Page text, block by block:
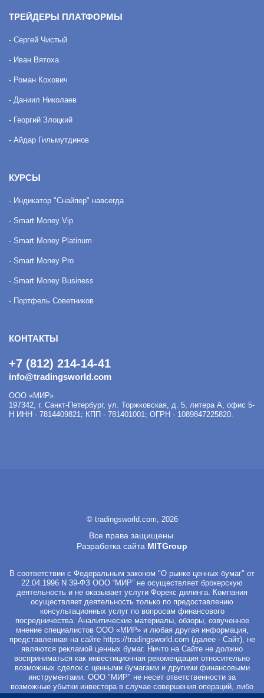
ТРЕЙДЕРЫ ПЛАТФОРМЫ
- Сергей Чистый
- Иван Вятоха
- Роман Кохович
- Даниил Николаев
- Георгий Злоцкий
- Айдар Гильмутдинов
КУРСЫ
- Индикатор "Снайпер" навсегда
- Smart Money Vip
- Smart Money Platinum
- Smart Money Pro
- Smart Money Business
- Портфель Советников
КОНТАКТЫ
+7 (812) 214-14-41
info@tradingsworld.com
ООО «МИР»
197342, г. Санкт-Петербург, ул. Торжковская, д. 5, литера А, офис 5-
Н ИНН - 7814409821; КПП - 781401001; ОГРН - 1089847225820.
© tradingsworld.com, 2026
Все права защищены.
Разработка сайта MITGroup
В соответствии с Федеральным законом "О рынке ценных бумаг" от
22.04.1996 N 39-ФЗ ООО “МИР” не осуществляет брокерскую
деятельность и не оказывает услуги Форекс дилинга. Компания
осуществляет деятельность только по предоставлению
консультационных услуг по вопросам финансового
посредничества. Аналитические материалы, обзоры, озвученное
мнение специалистов ООО «МИР» и любая другая информация,
представленная на сайте https://tradingsworld.com (далее - Сайт), не
являются рекламой ценных бумаг. Ничто на Сайте не должно
восприниматься как инвестиционная рекомендация относительно
возможных сделок с ценными бумагами и другими финансовыми
инструментами. ООО "МИР" не несет ответственности за
возможные убытки инвестора в случае совершения операций, либо
инвестирования в финансовые инструменты, упомянутые в